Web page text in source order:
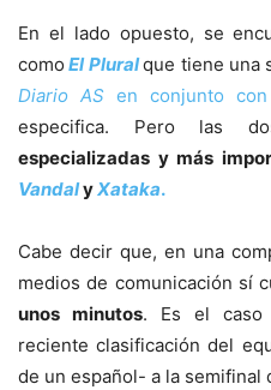
En el lado opuesto, se
como El Pluralque tiene una
Diario AS en conjunto
especifica. Pero las
especializadas y más
VandalyXataka.
Cabe decir que, en una
medios de comunicación sí
unos minutos. Es el caso
reciente clasificación del
de un español- a la semifinal